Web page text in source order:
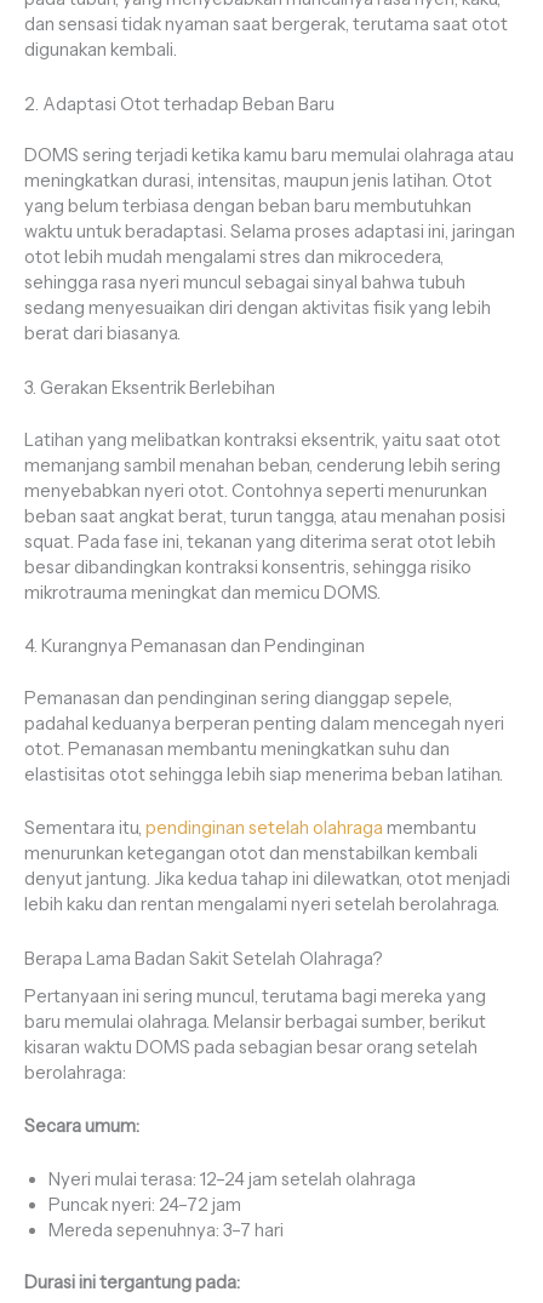
dan sensasi tidak nyaman saat bergerak, terutama saat otot
digunakan kembali.
2. Adaptasi Otot terhadap Beban Baru
DOMS sering terjadi ketika kamu baru memulai olahraga atau
meningkatkan durasi, intensitas, maupun jenis latihan. Otot
yang belum terbiasa dengan beban baru membutuhkan
waktu untuk beradaptasi. Selama proses adaptasi ini, jaringan
otot lebih mudah mengalami stres dan mikrocedera,
sehingga rasa nyeri muncul sebagai sinyal bahwa tubuh
sedang menyesuaikan diri dengan aktivitas fisik yang lebih
berat dari biasanya.
3. Gerakan Eksentrik Berlebihan
Latihan yang melibatkan kontraksi eksentrik, yaitu saat otot
memanjang sambil menahan beban, cenderung lebih sering
menyebabkan nyeri otot. Contohnya seperti menurunkan
beban saat angkat berat, turun tangga, atau menahan posisi
squat. Pada fase ini, tekanan yang diterima serat otot lebih
besar dibandingkan kontraksi konsentris, sehingga risiko
mikrotrauma meningkat dan memicu DOMS.
4. Kurangnya Pemanasan dan Pendinginan
Pemanasan dan pendinginan sering dianggap sepele,
padahal keduanya berperan penting dalam mencegah nyeri
otot. Pemanasan membantu meningkatkan suhu dan
elastisitas otot sehingga lebih siap menerima beban latihan.
Sementara itu, pendinginan setelah olahraga membantu
menurunkan ketegangan otot dan menstabilkan kembali
denyut jantung. Jika kedua tahap ini dilewatkan, otot menjadi
lebih kaku dan rentan mengalami nyeri setelah berolahraga.
Berapa Lama Badan Sakit Setelah Olahraga?
Pertanyaan ini sering muncul, terutama bagi mereka yang
baru memulai olahraga. Melansir berbagai sumber, berikut
kisaran waktu DOMS pada sebagian besar orang setelah
berolahraga:
Secara umum:
Nyeri mulai terasa: 12–24 jam setelah olahraga
Puncak nyeri: 24–72 jam
Mereda sepenuhnya: 3–7 hari
Durasi ini tergantung pada: